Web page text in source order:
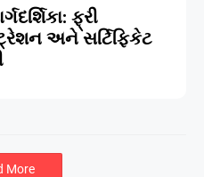
ફ્રી
અને સર્ટિફિકેટ
More